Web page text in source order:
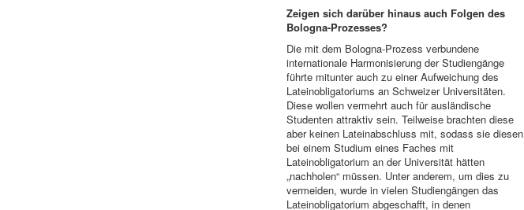
Zeigen sich darüber hinaus auch Folgen des
Bologna-Prozesses?
Die mit dem Bologna-Prozess verbundene
internationale Harmonisierung der Studiengänge
führte mitunter auch zu einer Aufweichung des
Lateinobligatoriums an Schweizer Universitäten.
Diese wollen vermehrt auch für ausländische
Studenten attraktiv sein. Teilweise brachten diese
aber keinen Lateinabschluss mit, sodass sie diesen
bei einem Studium eines Faches mit
Lateinobligatorium an der Universität hätten
„nachholen“ müssen. Unter anderem, um dies zu
vermeiden, wurde in vielen Studiengängen das
Lateinobligatorium abgeschafft, in denen